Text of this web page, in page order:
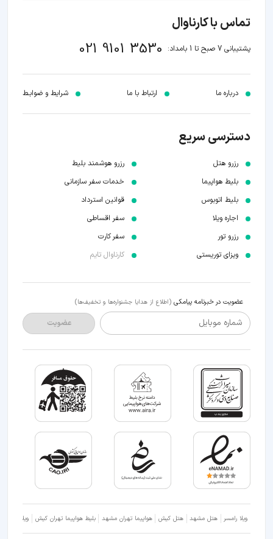
تماس با کارناوال
پشتیبانی 7 صبح تا 1 بامداد: 021 9101 3530
درباره ما ارتباط با ما شرایط و ضوابـط
دسترسی سریع
رزرو هتل
بلیط هواپیما
بلیط اتوبوس
اجاره ویلا
رزرو تور
ویزای توریستی
رزرو هوشمند بلیط
خدمات سفر سازمانی
قوانین استرداد
سفر اقساطی
سفر کارت
کارناوال تایم
عضویت در خبرنامه پیامکی (اطلاع از هدایا جشنواره‌ها و تخفیف‌ها)
شماره موبایل عضویت
ویلا رامسر هتل مشهد هتل کیش هواپیما تهران مشهد بلیط هواپیما تهران کیش ویلا شمال